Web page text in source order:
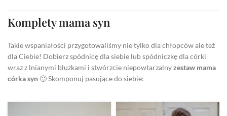
Komplety mama syn
Takie wspaniałości przygotowaliśmy nie tylko dla chłopców ale też
dla Ciebie! Dobierz spódnicę dla siebie lub spódniczkę dla córki
wraz z lnianymi bluzkami i stwórzcie niepowtarzalnyzestaw mama
córka syn 🙂 Skomponuj pasujące do siebie: